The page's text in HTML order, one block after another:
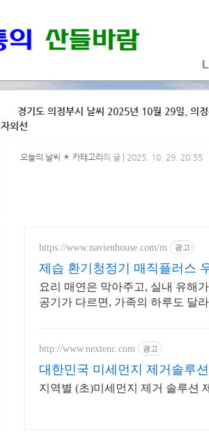
경기도 의정부시 날씨 2025년 10월 29일. 의
자외선
오늘의 날씨 ☀ 카테고리 의 글 | 2025. 10. 29. 20:55
https://www.navienhouse.com/m 광고
제습 환기청정기 매직플러스
요리 매연은 막아주고, 실내 유해
공기가 다르면, 가족의 하루도 달
http://www.nextenc.com 광고
대한민국 미세먼지 제거솔루션
지역별 (초)미세먼지 제거 솔루션